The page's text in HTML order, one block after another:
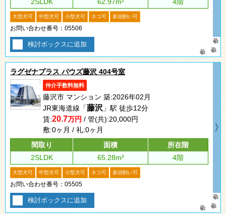
大型犬可 中型犬可 小型犬可 ネコ可 多頭飼い可
お問い合わせ番号：05506
検討ボックスに追加
ラグゼナプラス パウズ藤沢 404号室
仲介手数料無料
藤沢市 マンション 築:2026年02月
JR東海道線「藤沢 」駅 徒歩12分
賃:20.7万円 / 管(共):20,000円
敷:0ヶ月 / 礼:0ヶ月
間取り
面積
所在階
2SLDK
65.28m² 4階
大型犬可 中型犬可 小型犬可 ネコ可 多頭飼い可
お問い合わせ番号：05505
検討ボックスに追加